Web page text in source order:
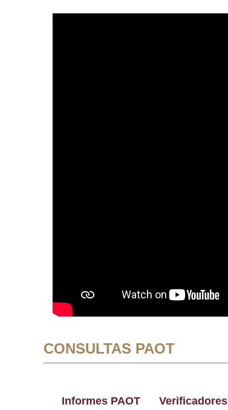
CONSULTAS PAOT
Informes PAOT
Verificadores